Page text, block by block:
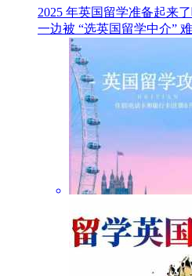
2025 年英国留学准备起来
一边被 “选英国留学中介”